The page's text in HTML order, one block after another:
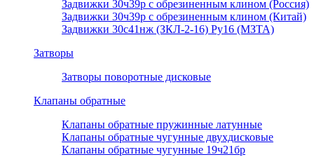
Задвижки 30ч39р с обрезиненным клином (Россия)
Задвижки 30ч39р с обрезиненным клином (Китай)
Задвижки 30с41нж (ЗКЛ-2-16) Ру16 (МЗТА)
Затворы
Затворы поворотные дисковые
Клапаны обратные
Клапаны обратные пружинные латунные
Клапаны обратные чугунные двухдисковые
Клапаны обратные чугунные 19ч21бр